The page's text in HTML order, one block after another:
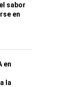
sabor
en
en
la